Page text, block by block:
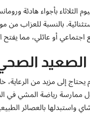
الثلاثاء بأجواء هادئة
بالنسبة للعزاب من
أو عائلي، مما يفتح
الصعيد
إلى مزيد من
رياضة المشي في
واستبدلها بالعصائر